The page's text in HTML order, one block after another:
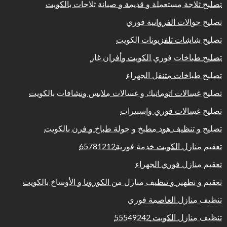
تصليح ثلاجة مستعملة و قديمة و صيانة ثلاجات بالكويت
تصليح جوالات الفروانية فوري
تصليح شاشات تلفزيونات الكويت
تصليح طباخات فوري الكويت وأفران غاز
تصليح طباخات متنقل الجهراء
تصليح غسالات اتوماتيك و غسالات ملابس ونشافات بالكويت
تصليح غسالات فوري واسبيرات
تصليح و تنظيف هود مطبخ و جولة طباخ و فرن بالكويت
تعقيم منازل الكويت خدمة فورية65781212
تعقيم منازل فوري الجهراء
تعقيم و تطهير و تنظيف منازل من الكورونا و الأوساخ بالكويت
تنظيف منازل العاصمة فوري
تنظيف منازل الكويت 55549242